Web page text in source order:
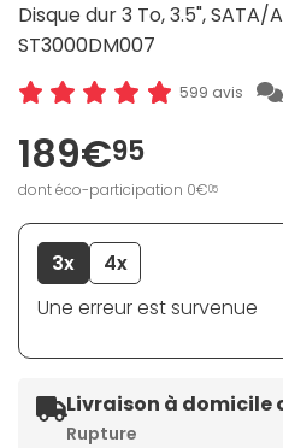
Disque dur 3 To, 3.5",
ST3000DM007
599 avis
189€95
dont éco-participation 0€05
3x
4x
Une erreur est survenue
Livraison à domicile
Rupture